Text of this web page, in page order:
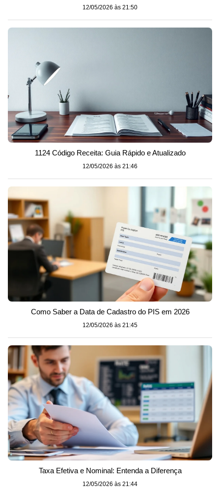
12/05/2026 às 21:50
1124 Código Receita: Guia Rápido e Atualizado
12/05/2026 às 21:46
Como Saber a Data de Cadastro do PIS em 2026
12/05/2026 às 21:45
Taxa Efetiva e Nominal: Entenda a Diferença
12/05/2026 às 21:44